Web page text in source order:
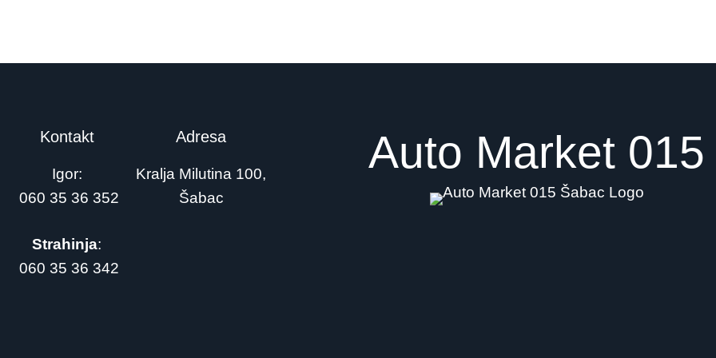
Kontakt
Igor:
060 35 36 352
Strahinja:
060 35 36 342
Adresa
Kralja Milutina 100,
Šabac
Auto Market 015